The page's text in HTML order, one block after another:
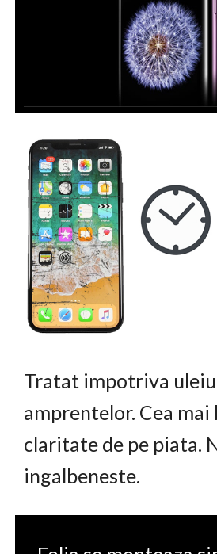
Tratat impotriva
amprentelor. Cea mai
claritate de pe piata.
ingalbeneste.